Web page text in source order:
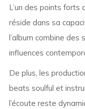
L’un des points forts
réside dans sa
l’album combine
influences
De plus, les
beats soulful et
l’écoute reste